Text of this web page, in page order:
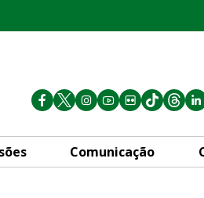
Comunicação